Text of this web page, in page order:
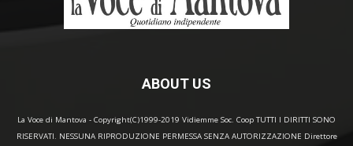
ABOUT US
La Voce di Mantova - Copyright(C)1999-2019 Vidiemme Soc. Coop TUTTI I DIRITTI SONO
RISERVATI. NESSUNA RIPRODUZIONE PERMESSA SENZA AUTORIZZAZIONE Direttore